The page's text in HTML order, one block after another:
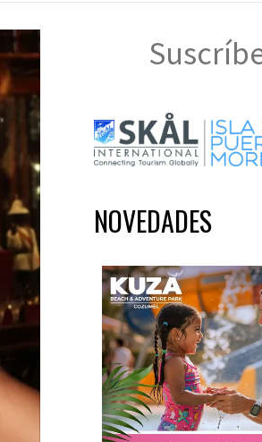
NOVEDADES